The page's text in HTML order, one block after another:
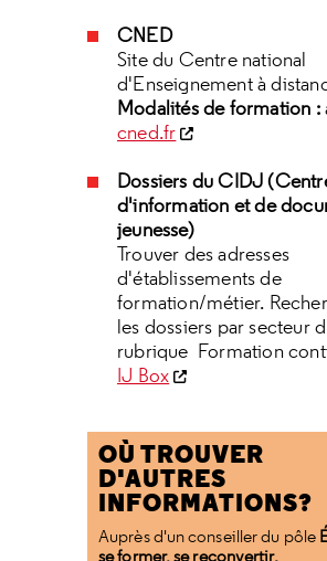
CNED
Site du Centre national
d'Enseignement à
Modalités de formation :
cned.fr
Dossiers du CIDJ
d'information et de
jeunesse)
Trouver des adresses
d'établissements de
formation/métier.
les dossiers par secteur
rubrique Formation
IJ Box
OÙ TROUVER
D'AUTRES
INFORMATIONS?
Auprès d'un conseiller du pôle
se former, se reconvertir.